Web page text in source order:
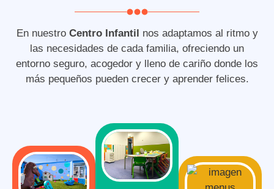
En nuestro Centro Infantil nos adaptamos al ritmo y
las necesidades de cada familia, ofreciendo un
entorno seguro, acogedor y lleno de cariño donde los
más pequeños pueden crecer y aprender felices.